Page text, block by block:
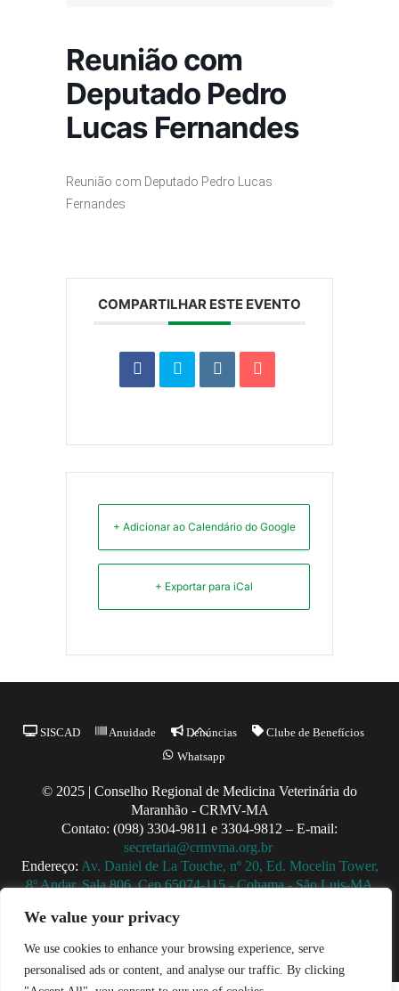
We value your privacy
We use cookies to enhance your browsing experience, serve
personalised ads or content, and analyse our traffic. By clicking
Reunião com
Deputado Pedro
Lucas Fernandes
Reunião com Deputado Pedro Lucas
Fernandes
COMPARTILHAR ESTE EVENTO
+ Adicionar ao Calendário do Google
+ Exportar para iCal
Back
To
SISCAD Anuidade Denúncias
Clube de Benefícios
Whatsapp
© 2025 | Conselho Regional de Medicina Veterinária do
Maranhão - CRMV-MA
Contato: (098) 3304-9811 e 3304-9812 – E-mail:
secretaria@crmvma.org.br
Endereço: Av. Daniel de La Touche, nº 20, Ed. Mocelin Tower,
8º Andar, Sala 806, Cep 65074-115 - Cohama - São Luis-MA